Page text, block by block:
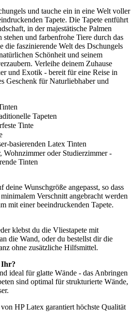
und tauche ein in eine Welt voller
Tapete. Die Tapete entführt
in der majestätische Palmen
stehen und farbenfrohe Tiere durch das
die faszinierende Welt des Dschungels
Schönheit und seinem
Verleihe deinem Zuhause
und Exotik - bereit für eine Reise in
Geschenk für Naturliebhaber und
Tapeten
Tinte
basierenden Latex Tinten
oder Studierzimmer -
Tinten
Wunschgröße angepasst, so dass
Verschnitt angebracht werden
mit einer beeindruckenden Tapete.
klebst du die Vliestapete mit
die Wand, oder du bestellst dir die
ohne zusätzliche Hilfsmittel.
Ihr?
ideal für glatte Wände - das Anbringen
sind optimal für strukturierte Wände,
HP Latex garantiert höchste Qualität